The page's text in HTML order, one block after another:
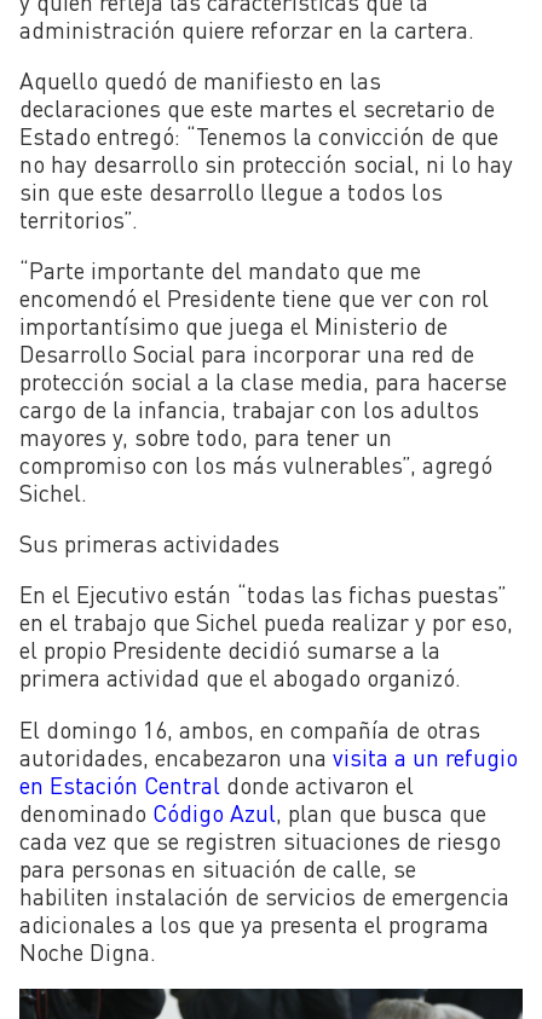
administración quiere reforzar en la cartera.
Aquello quedó de manifiesto en las
declaraciones que este martes el secretario de
Estado entregó: “Tenemos la convicción de que
no hay desarrollo sin protección social, ni lo hay
sin que este desarrollo llegue a todos los
territorios”.
“Parte importante del mandato que me
encomendó el Presidente tiene que ver con rol
importantísimo que juega el Ministerio de
Desarrollo Social para incorporar una red de
protección social a la clase media, para hacerse
cargo de la infancia, trabajar con los adultos
mayores y, sobre todo, para tener un
compromiso con los más vulnerables”, agregó
Sichel.
Sus primeras actividades
En el Ejecutivo están “todas las fichas puestas”
en el trabajo que Sichel pueda realizar y por eso,
el propio Presidente decidió sumarse a la
primera actividad que el abogado organizó.
El domingo 16, ambos, en compañía de otras
autoridades, encabezaron una visita a un refugio
en Estación Central donde activaron el
denominado Código Azul , plan que busca que
cada vez que se registren situaciones de riesgo
para personas en situación de calle, se
habiliten instalación de servicios de emergencia
adicionales a los que ya presenta el programa
Noche Digna.